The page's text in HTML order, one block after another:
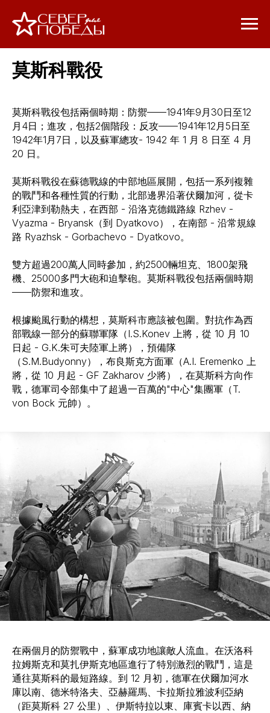
莫斯科戰役
莫斯科戰役包括兩個時期：防禦——1941年9月30日至12
月4日；進攻，包括2個階段：反攻——1941年12月5日至
1942年1月7日，以及蘇軍總攻- 1942 年 1 月 8 日至 4 月
20 日。
莫斯科戰役在蘇德戰線的中部地區展開，包括一系列複雜
的戰鬥和各種性質的行動，北部邊界沿著伏爾加河，從卡
利亞津到勒熱夫，在西部 - 沿洛克德鐵路線 Rzhev -
Vyazma - Bryansk（到 Dyatkovo），在南部 - 沿常規線
路 Ryazhsk - Gorbachevo - Dyatkovo。
雙方超過200萬人同時參加，約2500輛坦克、1800架飛
機、25000多門大砲和迫擊砲。莫斯科戰役包括兩個時期
——防禦和進攻。
根據颱風行動的構想，莫斯科市應該被包圍。對抗作為西
部戰線一部分的蘇聯軍隊（I.S.Konev 上將，從 10 月 10
日起 - G.K.朱可夫陸軍上將），預備隊
（S.M.Budyonny），布良斯克方面軍（A.I. Eremenko 上
將，從 10 月起 - GF Zakharov 少將），在莫斯科方向作
戰，德軍司令部集中了超過一百萬的"中心"集團軍（T.
von Bock 元帥）。
在兩個月的防禦戰中，蘇軍成功地讓敵人流血。在沃洛科
拉姆斯克和莫扎伊斯克地區進行了特別激烈的戰鬥，這是
通往莫斯科的最短路線。到 12 月初，德軍在伏爾加河水
庫以南、德米特洛夫、亞赫羅馬、卡拉斯拉雅波利亞納
（距莫斯科 27 公里）、伊斯特拉以東、庫賓卡以西、納